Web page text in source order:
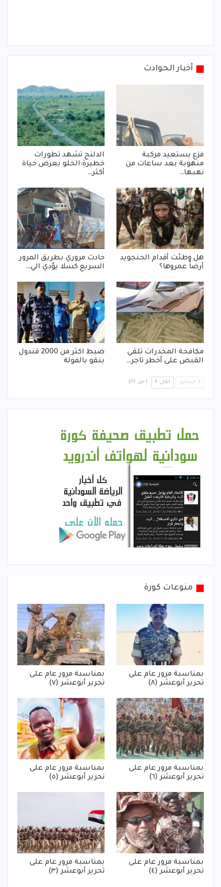
أخبار الحوادث
فزع يستعيد مركبة
منهوبة بعد ساعات من
نهبها…
الدلنج تشهد تطورات
خطيرة:الحلو يعرض حياة
أكثر…
هل وطئت أقدام الجنجويد
أرضاً عمروها؟
حادث مروري بطريق المرور
السريع كسلا يؤدي الي…
مكافحة المخدرات تلقي
القبض على أخطر تاجر…
ضبط اكثر من 2000 قندول
بنقو بالفولة
السابق التالي 1 من 377
منوعات كورة
بمناسبة مرور عام على
تحرير أبوعشر (٨)
بمناسبة مرور عام على
تحرير أبوعشر (٧)
بمناسبة مرور عام على
تحرير أبوعشر (٦)
بمناسبة مرور عام على
تحرير أبوعشر (٥)
بمناسبة مرور عام على
تحرير أبوعشر (٤)
بمناسبة مرور عام على
تحرير أبوعشر (٣)